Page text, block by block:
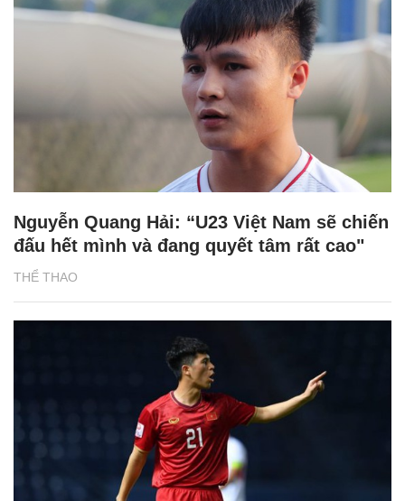
THỂ THAO
Nguyễn Quang Hải: “U23 Việt Nam sẽ chiến
đấu hết mình và đang quyết tâm rất cao"